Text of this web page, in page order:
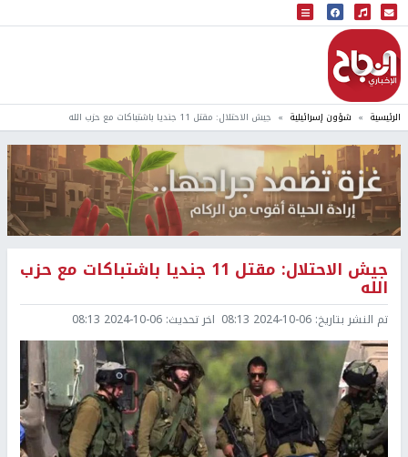
البث المباشر
إذاعة النجاح
الرئيسية شؤون إسرائيلية جيش الاحتلال: مقتل 11 جنديا باشتباكات مع حزب الله
جيش الاحتلال: مقتل 11 جنديا باشتباكات مع حزب
الله
تم النشر بتاريخ: 2024-10-06 08:13 اخر تحديث: 2024-10-06 08:13